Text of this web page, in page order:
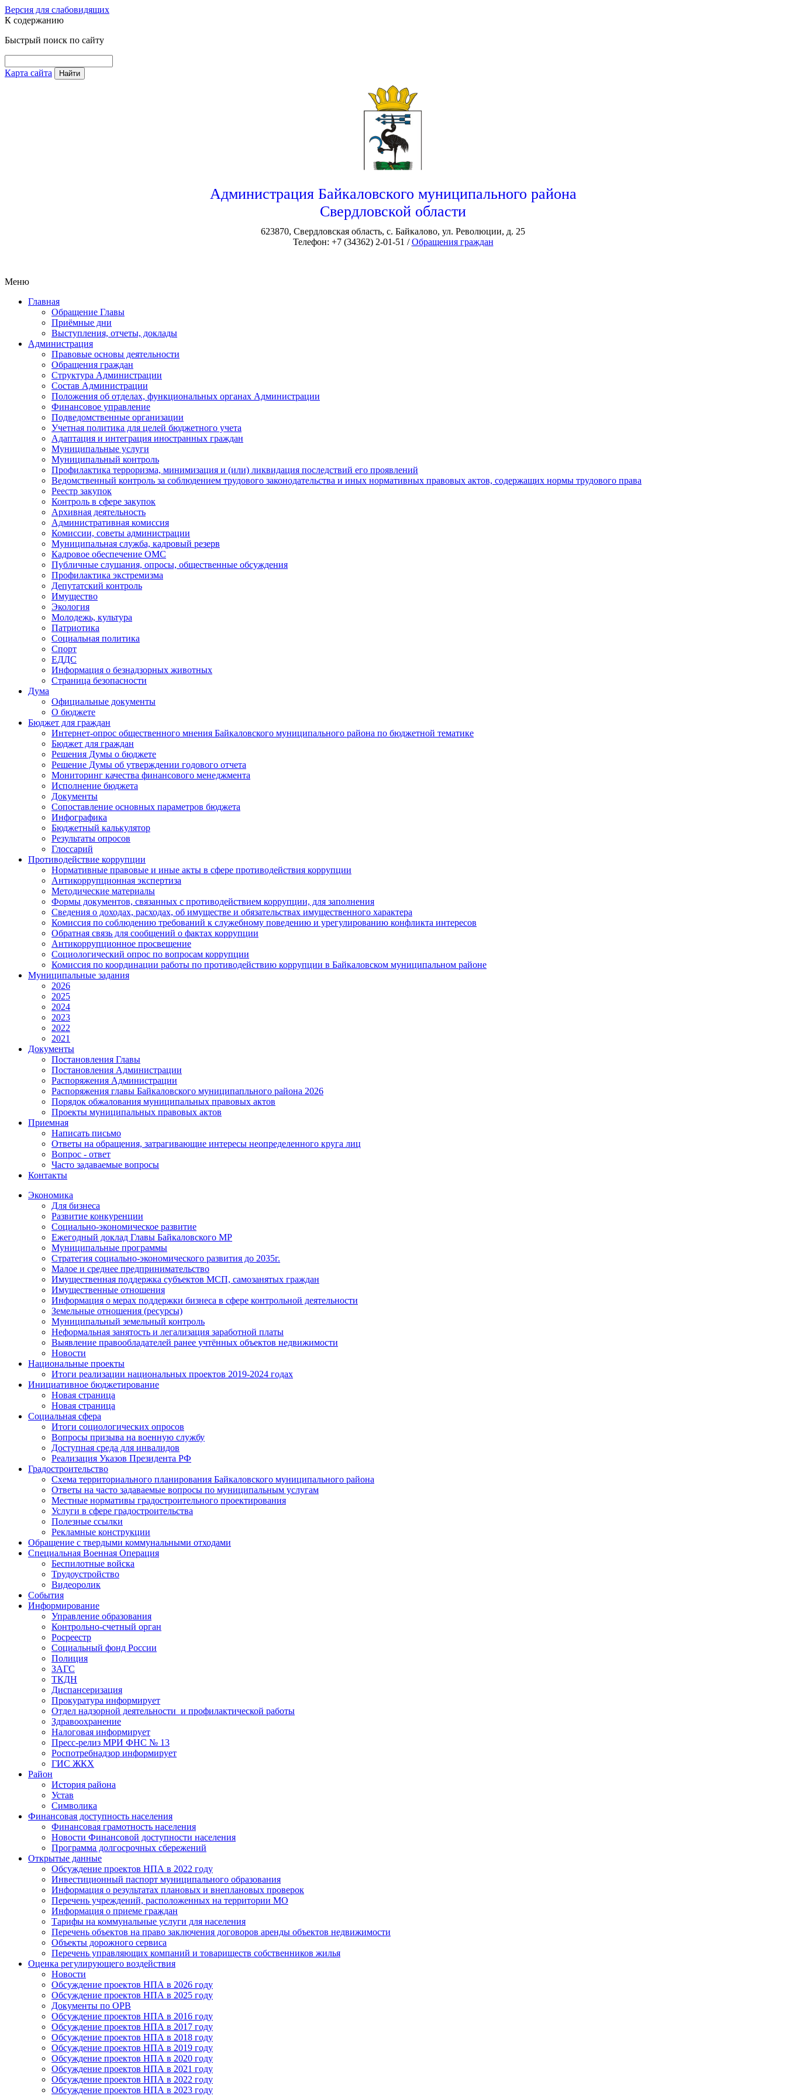
Версия для слабовидящих
К содержанию
Быстрый поиск по сайту
Карта сайта Найти
Администрация Байкаловского муниципального района
Свердловской области
623870, Свердловская область, с. Байкалово, ул. Революции, д. 25
Телефон: +7 (34362) 2-01-51 /Обращения граждан
Меню
Главная
Обращение Главы
Приёмные дни
Выступления, отчеты, доклады
Администрация
Правовые основы деятельности
Обращения граждан
Структура Администрации
Состав Администрации
Положения об отделах, функциональных органах Администрации
Финансовое управление
Подведомственные организации
Учетная политика для целей бюджетного учета
Адаптация и интеграция иностранных граждан
Муниципальные услуги
Муниципальный контроль
Профилактика терроризма, минимизация и (или) ликвидация последствий его проявлений
Ведомственный контроль за соблюдением трудового законодательства и иных нормативных правовых актов, содержащих нормы трудового права
Реестр закупок
Контроль в сфере закупок
Архивная деятельность
Административная комиссия
Комиссии, советы администрации
Муниципальная служба, кадровый резерв
Кадровое обеспечение ОМС
Публичные слушания, опросы, общественные обсуждения
Профилактика экстремизма
Депутатский контроль
Имущество
Экология
Молодежь, культура
Патриотика
Социальная политика
Спорт
ЕДДС
Информация о безнадзорных животных
Страница безопасности
Дума
Официальные документы
О бюджете
Бюджет для граждан
Интернет-опрос общественного мнения Байкаловского муниципального района по бюджетной тематике
Бюджет для граждан
Решения Думы о бюджете
Решение Думы об утверждении годового отчета
Мониторинг качества финансового менеджмента
Исполнение бюджета
Документы
Сопоставление основных параметров бюджета
Инфографика
Бюджетный калькулятор
Результаты опросов
Глоссарий
Противодействие коррупции
Нормативные правовые и иные акты в сфере противодействия коррупции
Антикоррупционная экспертиза
Методические материалы
Формы документов, связанных с противодействием коррупции, для заполнения
Сведения о доходах, расходах, об имуществе и обязательствах имущественного характера
Комиссия по соблюдению требований к служебному поведению и урегулированию конфликта интересов
Обратная связь для сообщений о фактах коррупции
Антикоррупционное просвещение
Социологический опрос по вопросам коррупции
Комиссия по координации работы по противодействию коррупции в Байкаловском муниципальном районе
Муниципальные задания
2026
2025
2024
2023
2022
2021
Документы
Постановления Главы
Постановления Администрации
Распоряжения Администрации
Распоряжения главы Байкаловского муниципапльного района 2026
Порядок обжалования муниципальных правовых актов
Проекты муниципальных правовых актов
Приемная
Написать письмо
Ответы на обращения, затрагивающие интересы неопределенного круга лиц
Вопрос - ответ
Часто задаваемые вопросы
Контакты
Экономика
Для бизнеса
Развитие конкуренции
Социально-экономическое развитие
Ежегодный доклад Главы Байкаловского МР
Муниципальные программы
Стратегия социально-экономического развития до 2035г.
Малое и среднее предпринимательство
Имущественная поддержка субъектов МСП, самозанятых граждан
Имущественные отношения
Информация о мерах поддержки бизнеса в сфере контрольной деятельности
Земельные отношения (ресурсы)
Муниципальный земельный контроль
Неформальная занятость и легализация заработной платы
Выявление правообладателей ранее учтённых объектов недвижимости
Новости
Национальные проекты
Итоги реализации национальных проектов 2019-2024 годах
Инициативное бюджетирование
Новая страница
Новая страница
Социальная сфера
Итоги социологических опросов
Вопросы призыва на военную службу
Доступная среда для инвалидов
Реализация Указов Президента РФ
Градостроительство
Схема территориального планирования Байкаловского муниципального района
Ответы на часто задаваемые вопросы по муниципальным услугам
Местные нормативы градостроительного проектирования
Услуги в сфере градостроительства
Полезные ссылки
Рекламные конструкции
Обращение с твердыми коммунальными отходами
Специальная Военная Операция
Беспилотные войска
Трудоустройство
Видеоролик
События
Информирование
Управление образования
Контрольно-счетный орган
Росреестр
Социальный фонд России
Полиция
ЗАГС
ТКДН
Диспансеризация
Прокуратура информирует
Отдел надзорной деятельности и профилактической работы
Здравоохранение
Налоговая информирует
Пресс-релиз МРИ ФНС № 13
Роспотребнадзор информирует
ГИС ЖКХ
Район
История района
Устав
Символика
Финансовая доступность населения
Финансовая грамотность населения
Новости Финансовой доступности населения
Программа долгосрочных сбережений
Открытые данные
Обсуждение проектов НПА в 2022 году
Инвестиционный паспорт муниципального образования
Информация о результатах плановых и внеплановых проверок
Перечень учреждений, расположенных на территории МО
Информация о приеме граждан
Тарифы на коммунальные услуги для населения
Перечень объектов на право заключения договоров аренды объектов недвижимости
Объекты дорожного сервиса
Перечень управляющих компаний и товариществ собственников жилья
Оценка регулирующего воздействия
Новости
Обсуждение проектов НПА в 2026 году
Обсуждение проектов НПА в 2025 году
Документы по ОРВ
Обсуждение проектов НПА в 2016 году
Обсуждение проектов НПА в 2017 году
Обсуждение проектов НПА в 2018 году
Обсуждение проектов НПА в 2019 году
Обсуждение проектов НПА в 2020 году
Обсуждение проектов НПА в 2021 году
Обсуждение проектов НПА в 2022 году
Обсуждение проектов НПА в 2023 году